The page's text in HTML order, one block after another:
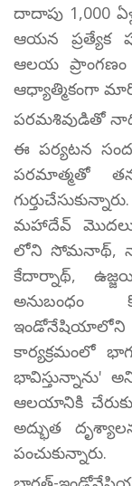
దాదాపు 1,000
ఆయన ప్రత్యేక
ఆలయ
ఆధ్యాత్మికంగా
పరమశివుడితో
ఈ పర్యటన
పరమాత్మతో
మహాదేవ్
లోని సోమనాథ్, నా
కేదార్నాథ్,
అనుబంధం
ఇండోనేషియాలోని
కార్యక్రమంలో
భావిస్తున్నాను'
ఆలయానికి
అద్భుత
పంచుకున్నారు.